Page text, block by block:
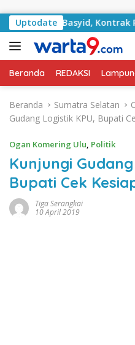
Uptodate
RA Basyid, Kontrak
Beranda REDAKSI
Beranda Sumatra Selatan
Gudang Logistik KPU, Bupati
Ogan Komering Ulu, Politik
Kunjungi
Bupati Cek
Tiga Serangkai
10 April 2019